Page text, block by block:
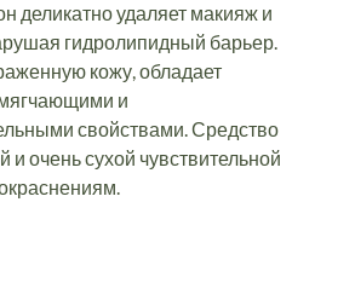
деликатно удаляет макияж и
гидролипидный барьер.
кожу, обладает
и
свойствами. Средство
и очень сухой чувствительной